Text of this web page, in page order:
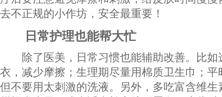
去不正规的小作坊，安全最重要！
日常护理也能帮大忙
除了医美，日常习惯也能辅助改善。比如
衣，减少摩擦；生理期尽量用棉质卫生巾；
但不要用太刺激的洗液。另外，多吃富含维生